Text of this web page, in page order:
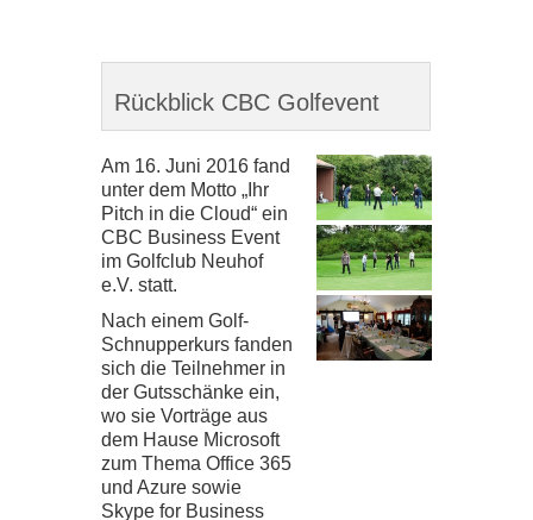
Rückblick CBC Golfevent
Am 16. Juni 2016 fand
unter dem Motto „Ihr
Pitch in die Cloud“ ein
CBC Busi­ness Event
im Golf­club Neu­hof
e.V. statt.
Nach einem Golf-​​
Schnupperkurs fan­den
sich die Teil­neh­mer in
der Guts­schänke ein,
wo sie Vor­träge aus
dem Hause Micro­soft
zum Thema Office 365
und Azure sowie
Skype for Busi­ness